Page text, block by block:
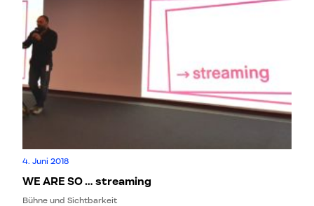
4. Juni 2018
WE ARE SO … streaming
Bühne und Sichtbarkeit